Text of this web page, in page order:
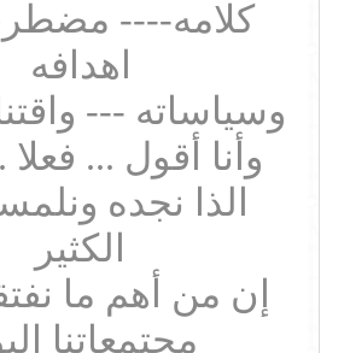
كلامه----
اهدافه
وسياساته ---
وأنا أقول ... فعلا
الذا نجده
الكثير
إن من أهم ما
مجتمعاتنا